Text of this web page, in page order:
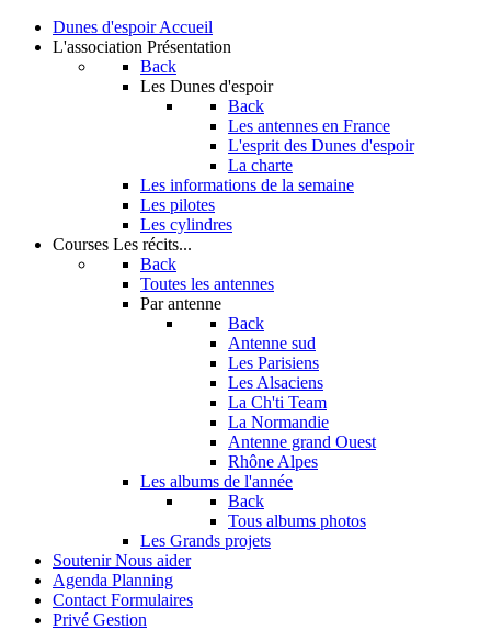
Dunes d'espoir Accueil
L'association Présentation
Back
Les Dunes d'espoir
Back
Les antennes en France
L'esprit des Dunes d'espoir
La charte
Les informations de la semaine
Les pilotes
Les cylindres
Courses Les récits...
Back
Toutes les antennes
Par antenne
Back
Antenne sud
Les Parisiens
Les Alsaciens
La Ch'ti Team
La Normandie
Antenne grand Ouest
Rhône Alpes
Les albums de l'année
Back
Tous albums photos
Les Grands projets
Soutenir Nous aider
Agenda Planning
Contact Formulaires
Privé Gestion